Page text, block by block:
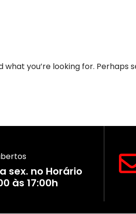
what you’re looking for. Perhaps
sex. no Horário
às 17:00h